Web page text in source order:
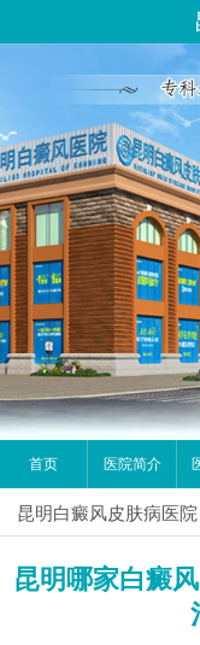
首页 医院简介
昆明白癜风皮肤病医院
昆明哪家白癜